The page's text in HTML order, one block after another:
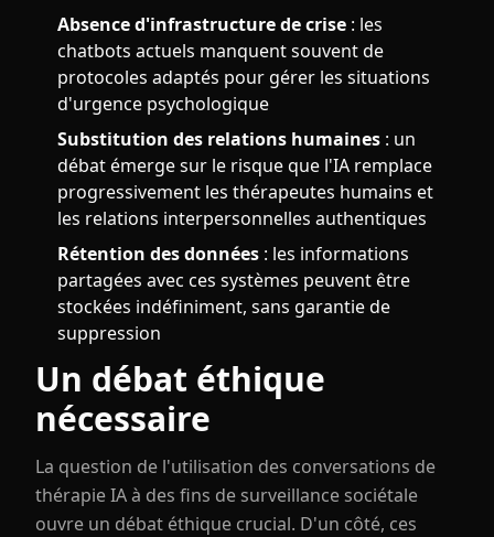
Absence d'infrastructure de crise : les
chatbots actuels manquent souvent de
protocoles adaptés pour gérer les situations
d'urgence psychologique
Substitution des relations humaines : un
débat émerge sur le risque que l'IA remplace
progressivement les thérapeutes humains et
les relations interpersonnelles authentiques
Rétention des données : les informations
partagées avec ces systèmes peuvent être
stockées indéfiniment, sans garantie de
suppression
Un débat éthique
nécessaire
La question de l'utilisation des conversations de
thérapie IA à des fins de surveillance sociétale
ouvre un débat éthique crucial. D'un côté, ces